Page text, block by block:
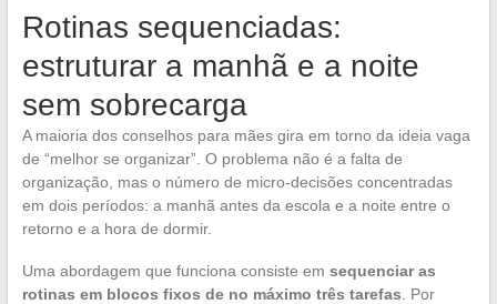
Rotinas sequenciadas:
estruturar a manhã e a noite
sem sobrecarga
A maioria dos conselhos para mães gira em torno da ideia vaga
de “melhor se organizar”. O problema não é a falta de
organização, mas o número de micro-decisões concentradas
em dois períodos: a manhã antes da escola e a noite entre o
retorno e a hora de dormir.
Uma abordagem que funciona consiste em sequenciar as
rotinas em blocos fixos de no máximo três tarefas . Por